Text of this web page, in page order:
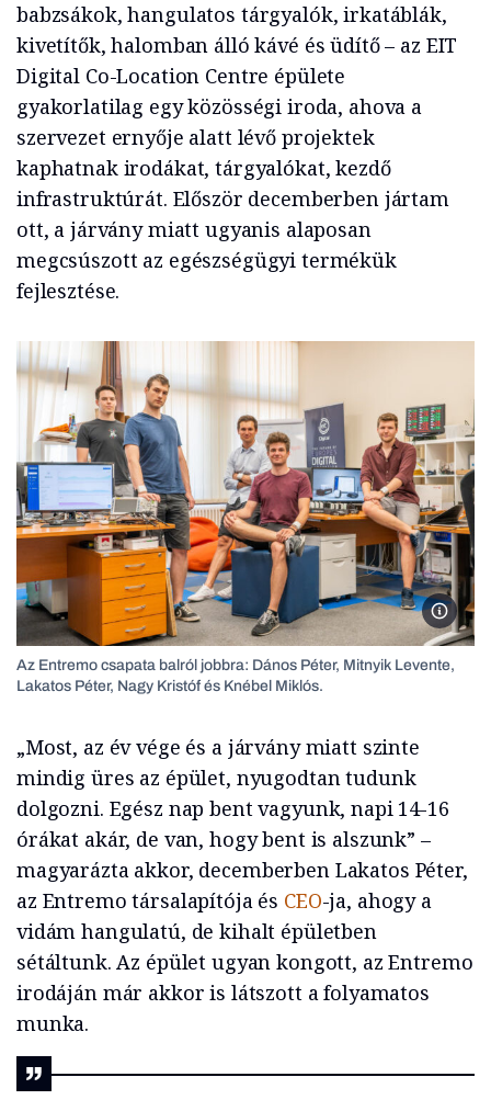
babzsákok, hangulatos tárgyalók, irkatáblák,
kivetítők, halomban álló kávé és üdítő – az EIT
Digital Co-Location Centre épülete
gyakorlatilag egy közösségi iroda, ahova a
szervezet ernyője alatt lévő projektek
kaphatnak irodákat, tárgyalókat, kezdő
infrastruktúrát. Először decemberben jártam
ott, a járvány miatt ugyanis alaposan
megcsúszott az egészségügyi termékük
fejlesztése.
Az
Az Entremo csapata balról jobbra: Dános Péter, Mitnyik Levente,
Lakatos Péter, Nagy Kristóf és Knébel Miklós.
„Most, az év vége és a járvány miatt szinte
mindig üres az épület, nyugodtan tudunk
dolgozni. Egész nap bent vagyunk, napi 14-16
órákat akár, de van, hogy bent is alszunk” –
magyarázta akkor, decemberben Lakatos Péter,
az Entremo társalapítója és CEO-ja, ahogy a
vidám hangulatú, de kihalt épületben
sétáltunk. Az épület ugyan kongott, az Entremo
irodáján már akkor is látszott a folyamatos
munka.